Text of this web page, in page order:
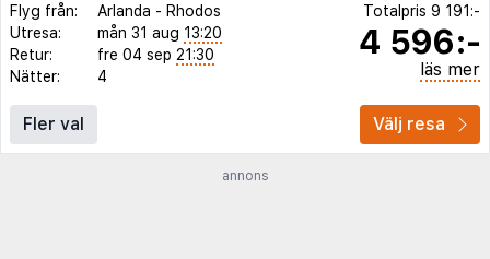
Flyg från: Arlanda - Rhodos
Utresa:
mån 31 aug 13:20
Retur:
fre 04 sep 21:30
Nätter:
4
Totalpris 9 191:-
4 596:-
läs mer
Fler val Välj resa
annons